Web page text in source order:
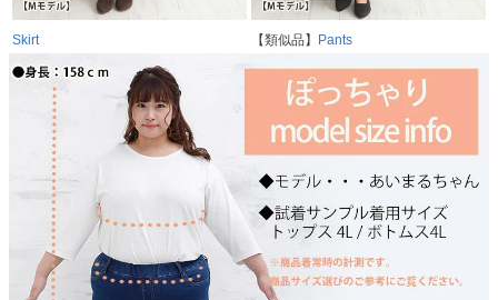
Skirt 【類似品】 Pants